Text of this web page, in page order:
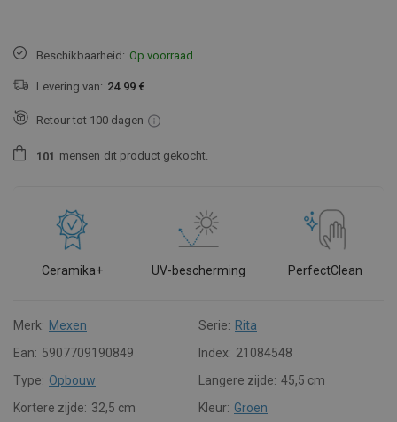
Beschikbaarheid: Op voorraad
Levering van: 24.99 €
Retour tot 100 dagen
1 01 mensen dit product gekocht.
Ceramika+ UV-bescherming PerfectClean
Merk: Mexen Serie: Rita
Ean: 5907709190849 Index: 21084548
Type: Opbouw Langere zijde: 45,5 cm
Kortere zijde: 32,5 cm Kleur: Groen